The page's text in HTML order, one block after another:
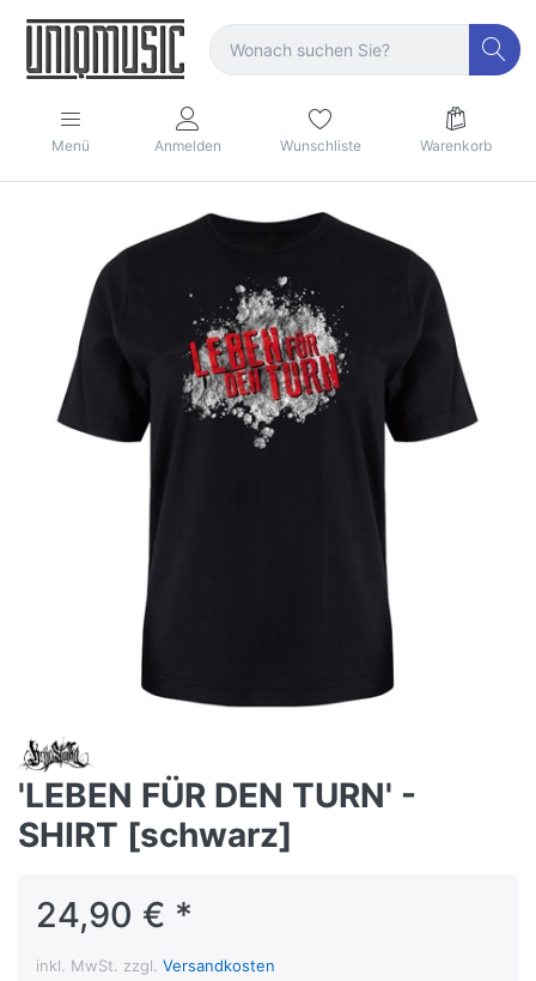
Menü Anmelden Wunschliste Warenkorb
'LEBEN FÜR DEN TURN' -
SHIRT [schwarz]
24,90 € *
inkl. MwSt. zzgl. Versandkosten